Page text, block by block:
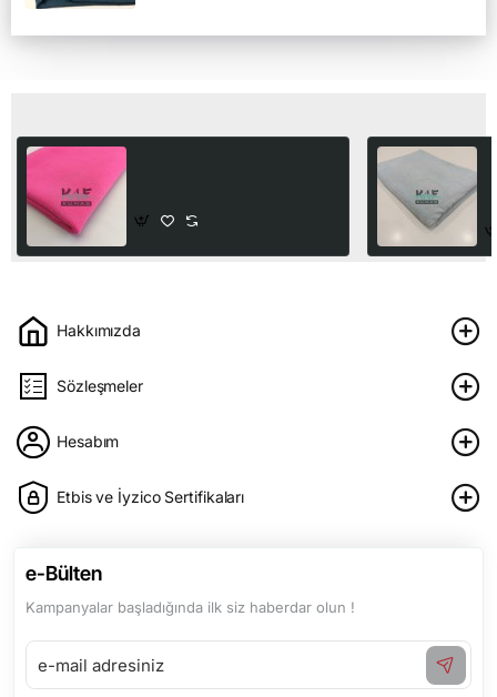
Hakkımızda
Sözleşmeler
Hesabım
Etbis ve İyzico Sertifikaları
e-Bülten
Kampanyalar başladığında ilk siz haberdar olun !
e-
mail
adresiniz